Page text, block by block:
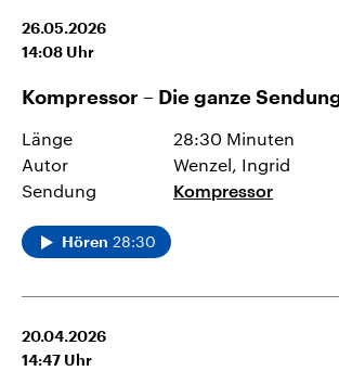
26.05.2026
14:08 Uhr
Kompressor – Die ganze
Länge
28:30 Minuten
Autor
Wenzel, Ingrid
Sendung
Kompressor
Hören 28:30
20.04.2026
14:47 Uhr